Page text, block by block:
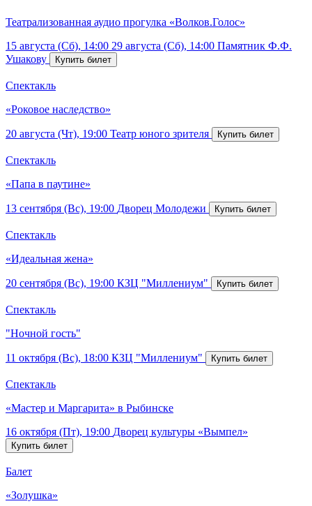
Театрализованная аудио прогулка «Волков.Голос»
15 августа (Сб), 14:00 29 августа (Сб), 14:00 Памятник Ф.Ф.
Ушакову
Спектакль
«Роковое наследство»
20 августа (Чт), 19:00 Театр юного зрителя
Спектакль
«Папа в паутине»
13 сентября (Вс), 19:00 Дворец Молодежи
Спектакль
«Идеальная жена»
20 сентября (Вс), 19:00 КЗЦ "Миллениум"
Спектакль
"Ночной гость"
11 октября (Вс), 18:00 КЗЦ "Миллениум"
Спектакль
«Мастер и Маргарита» в Рыбинске
16 октября (Пт), 19:00 Дворец культуры «Вымпел»
Балет
«Золушка»